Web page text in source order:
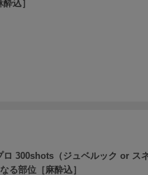
込］
ロ 300shots（ジュベルック or ス
る部位［麻酔込］